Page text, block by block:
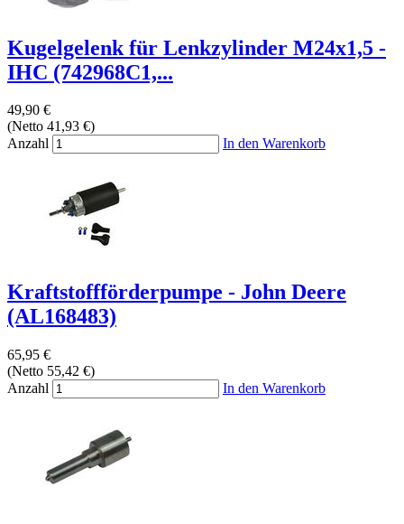
Kugelgelenk für Lenkzylinder M24x1,5 -
IHC (742968C1,...
49,90 €
(Netto 41,93 €)
Anzahl
In den Warenkorb
Kraftstoffförderpumpe - John Deere
(AL168483)
65,95 €
(Netto 55,42 €)
Anzahl
In den Warenkorb